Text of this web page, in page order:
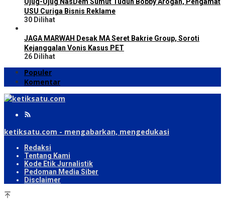
USU Curiga Bisnis Reklame
30 Dilihat
JAGA MARWAH Desak MA Seret Bakrie Group, Soroti
Kejanggalan Vonis Kasus PET
26 Dilihat
Populer
Komentar
ketiksatu.com - mengabarkan, mengedukasi
Redaksi
Tentang Kami
Kode Etik Jurnalistik
Pedoman Media Siber
Disclaimer